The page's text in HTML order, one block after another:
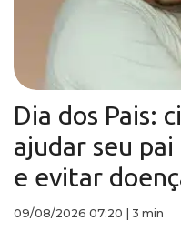
Dia dos Pais:
ajudar seu
e evitar
09/08/2026 07:20 3 min